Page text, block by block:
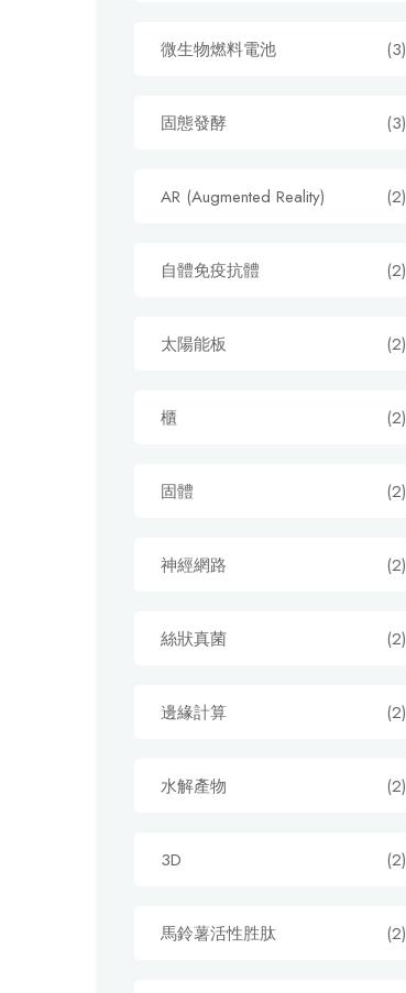
微生物燃料電池 (3)
固態發酵 (3)
AR (Augmented Reality) (2)
自體免疫抗體 (2)
太陽能板 (2)
櫃 (2)
固體 (2)
神經網路 (2)
絲狀真菌 (2)
邊緣計算 (2)
水解產物 (2)
3D (2)
馬鈴薯活性胜肽 (2)